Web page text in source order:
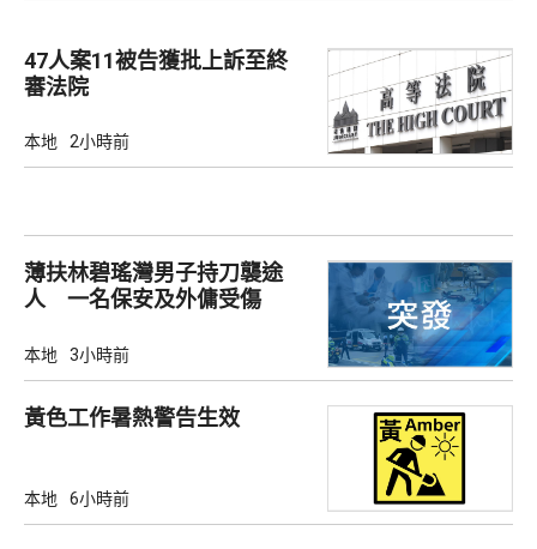
47人案11被告獲批上訴至終
審法院
本地 2小時前
薄扶林碧瑤灣男子持刀襲途
人 一名保安及外傭受傷
本地 3小時前
黃色工作暑熱警告生效
本地 6小時前